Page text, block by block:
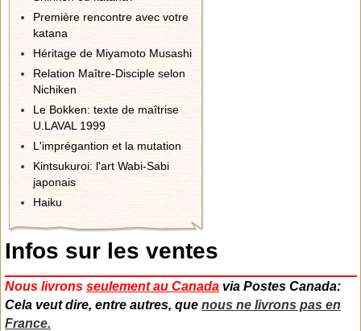
Première rencontre avec votre
katana
Héritage de Miyamoto Musashi
Relation Maître-Disciple selon
Nichiken
Le Bokken: texte de maîtrise
U.LAVAL 1999
L'imprégantion et la mutation
Kintsukuroi: l'art Wabi-Sabi
japonais
Haiku
Infos sur les ventes
Nous livrons seulementau Canada via Postes Canada:
Cela veut dire, entre autres, que nous ne livrons pas en
France.